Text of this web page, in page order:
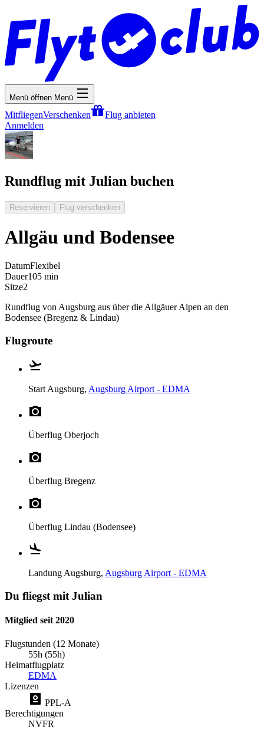
Menü öffnen Menü
MitfliegenVerschenken
Flug anbieten
Anmelden
Rundflug mit Julian buchen
Reservieren Flug verschenken
Allgäu und Bodensee
DatumFlexibel
Dauer105 min
Sitze2
Rundflug von Augsburg aus über die Allgäuer Alpen an den
Bodensee (Bregenz & Lindau)
Flugroute
Start Augsburg, Augsburg Airport - EDMA
Überflug Oberjoch
Überflug Bregenz
Überflug Lindau (Bodensee)
Landung Augsburg, Augsburg Airport - EDMA
Du fliegst mit Julian
Mitglied seit 2020
Flugstunden (12 Monate)
55h (55h)
Heimatflugplatz
EDMA
Lizenzen
PPL-A
Berechtigungen
NVFR